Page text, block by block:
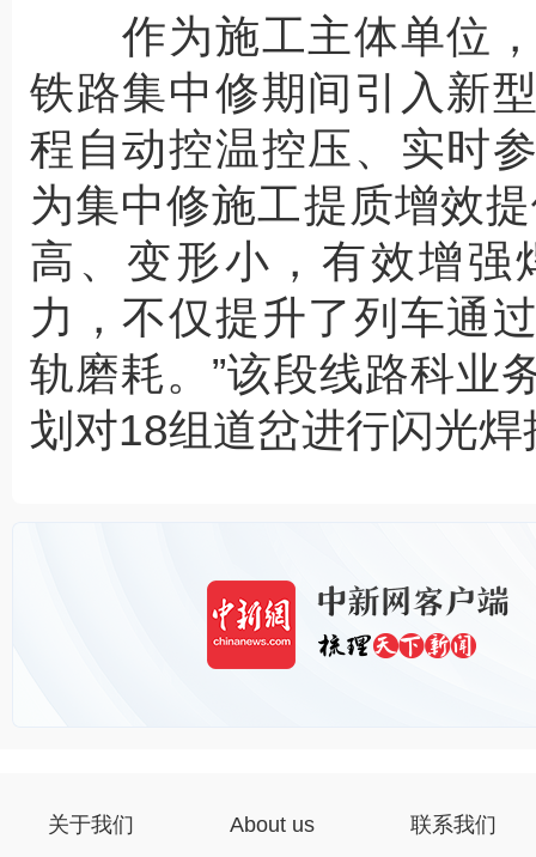
作为施工主体单位，
铁路集中修期间引入新
程自动控温控压、实时
为集中修施工提质增效
高、变形小，有效增强
力，不仅提升了列车通
轨磨耗。”该段线路科业
划对18组道岔进行闪光焊
关于我们 About us 联系我们